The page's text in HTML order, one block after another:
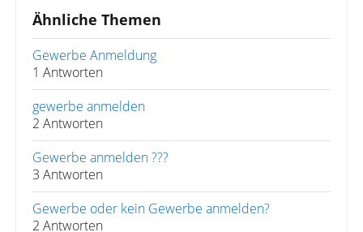
Ähnliche Themen
Gewerbe Anmeldung
1 Antworten
gewerbe anmelden
2 Antworten
Gewerbe anmelden ???
3 Antworten
Gewerbe oder kein Gewerbe anmelden?
2 Antworten